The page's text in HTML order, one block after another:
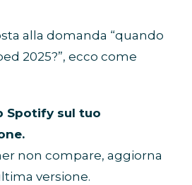
alla domanda “quando
2025?”, ecco come
Spotify sul tuo
non compare, aggiorna
versione.